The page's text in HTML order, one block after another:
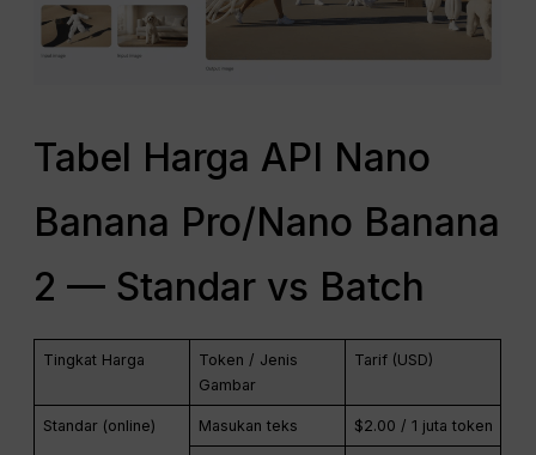
Tabel Harga API Nano
Banana Pro/Nano Banana
2 — Standar vs Batch
Tingkat Harga
Token / Jenis
Gambar
Tarif (USD)
Standar (online) Masukan teks $2.00 / 1 juta token